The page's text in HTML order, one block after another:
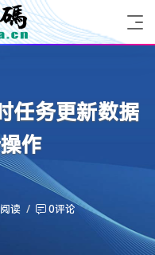
任务更新数据
作
读 0评论